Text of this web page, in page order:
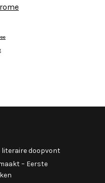
rome
literaire doopvont
– Eerste